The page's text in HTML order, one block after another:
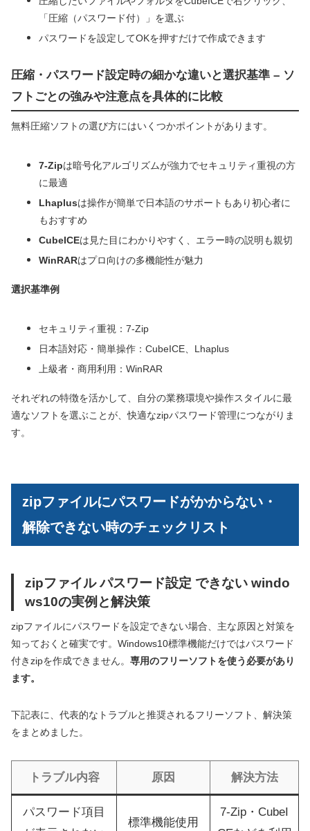
「圧縮（パスワード付）」を選ぶ
パスワードを設定してOKを押すだけで作成できます
圧縮・パスワード設定時の細かな違いと選択基準 – ソ
フトごとの強みや注意点を具体的に比較
無料圧縮ソフトの選び方にはいくつかポイントがあります。
7-Zipは暗号化アルゴリズムが強力でセキュリティ重視の方
に最適
Lhaplusは操作が簡単で日本語のサポートもあり初心者に
もおすすめ
CubeICEは見た目にわかりやすく、エラー時の説明も親切
WinRARはプロ向けの多機能性が魅力
選択基準例
セキュリティ重視：7-Zip
日本語対応・簡単操作：CubeICE、Lhaplus
上級者・商用利用：WinRAR
それぞれの特徴を活かして、自分の業務環境や操作スタイルに最
適なソフトを選ぶことが、快適なzipパスワード管理につながりま
す。
zipファイルにパスワードがかからない・
解除できない時のチェックリスト
zipファイル パスワード設定 できない windo
ws10の実例と解決策
zipファイルにパスワードを設定できない場合、主な原因と対策を
知っておくと確実です。Windows10標準機能だけではパスワード
付きzipを作成できません。 専用のフリーソフトを使う必要があり
ます。
下記表に、代表的なトラブルと推奨されるフリーソフト、解決策
をまとめました。
トラブル内容 原因 解決方法
パスワード項目
標準機能使用
7-Zip・CubeI